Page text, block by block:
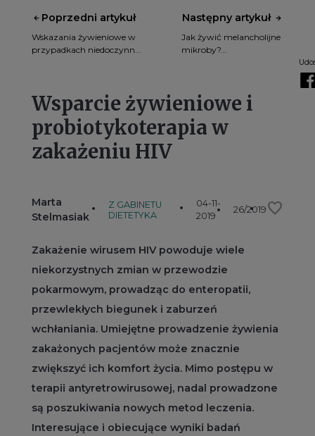
Poprzedni artykuł
Wskazania żywieniowe w
przypadkach niedoczynn...
Następny artykuł
Jak żywić melancholijne
mikroby?...
Wsparcie żywieniowe i
probiotykoterapia w
zakażeniu HIV
Marta
Stelmasiak
Z GABINETU
DIETETYKA
04-11-
2019
26/2019 favorite
Zakażenie wirusem HIV powoduje wiele
niekorzystnych zmian w przewodzie
pokarmowym, prowadząc do enteropatii,
przewlekłych biegunek i zaburzeń
wchłaniania. Umiejętne prowadzenie żywienia
zakażonych pacjentów może znacznie
zwiększyć ich komfort życia. Mimo postępu w
terapii antyretrowirusowej, nadal prowadzone
są poszukiwania nowych metod leczenia.
Interesujące i obiecujące wyniki badań